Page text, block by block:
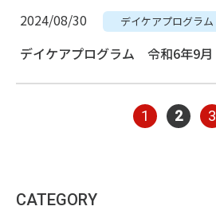
2024/08/30 デイケアプログラム
デイケアプログラム 令和6年9月
1 2 3
CATEGORY